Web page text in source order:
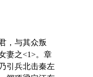
与其众叛
妻之<1>。章
引兵北击秦左